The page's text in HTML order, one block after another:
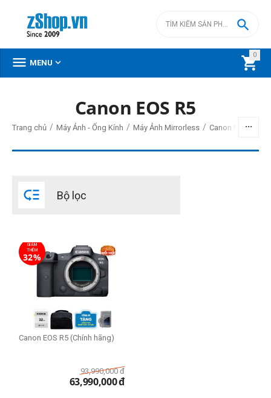
0


 MENU 
Chuyên nghiệp
Canon EOS R5
Trang chủ / Máy Ảnh - Ống Kính / Máy Ảnh Mirrorless / Canon Mirrorless
 Bộ lọc
GIẢM
THÊM
32%
Canon EOS R5 (Chính hãng)
93,990,000 đ
63,990,000đ